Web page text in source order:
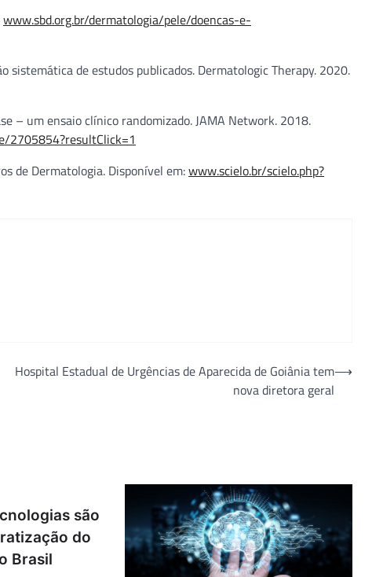
www.sbd.org.br/dermatologia/pele/doencas-e-
de estudos publicados. Dermatologic Therapy. 2020.
– um ensaio clínico randomizado. JAMA Network. 2018.
2705854?resultClick=1
de Dermatologia. Disponível em:www.scielo.br/scielo.php?
Hospital Estadual de Urgências de Aparecida de Goiânia tem
nova diretora geral
⟶
são
do
Brasil